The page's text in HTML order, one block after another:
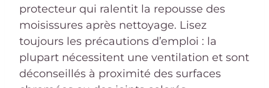
protecteur qui ralentit la repousse des
moisissures après nettoyage. Lisez
toujours les précautions d’emploi : la
plupart nécessitent une ventilation et sont
déconseillés à proximité des surfaces